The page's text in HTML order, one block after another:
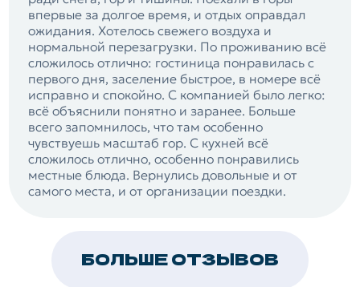
впервые за долгое время, и отдых оправдал
ожидания. Хотелось свежего воздуха и
нормальной перезагрузки. По проживанию всё
сложилось отлично: гостиница понравилась с
первого дня, заселение быстрое, в номере всё
исправно и спокойно. С компанией было легко:
всё объяснили понятно и заранее. Больше
всего запомнилось, что там особенно
чувствуешь масштаб гор. С кухней всё
сложилось отлично, особенно понравились
местные блюда. Вернулись довольные и от
самого места, и от организации поездки.
БОЛЬШЕ ОТЗЫВОВ